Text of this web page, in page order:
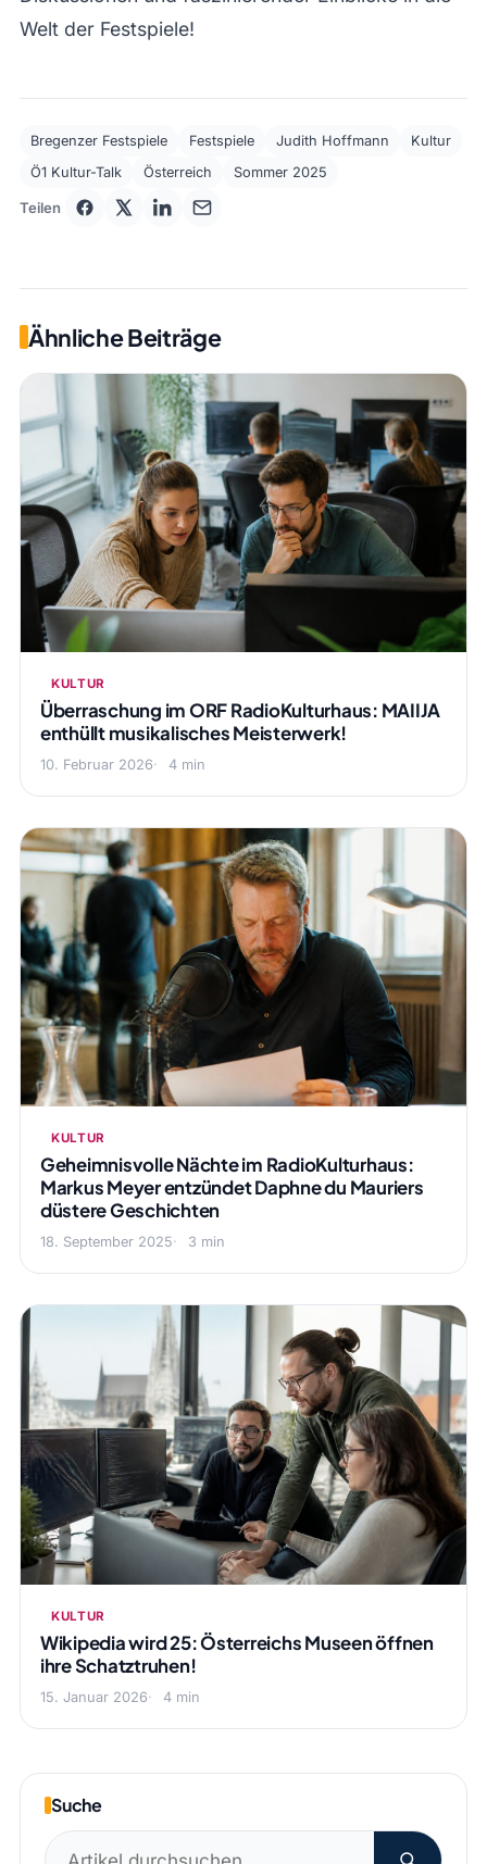
Welt der Festspiele!
Bregenzer Festspiele Festspiele Judith Hoffmann
Kultur
Ö1 Kultur-Talk
Österreich Sommer 2025
Teilen
Ähnliche Beiträge
KULTUR
Überraschung im ORF RadioKulturhaus: MAIIJA
enthüllt musikalisches Meisterwerk!
10. Februar 2026 4 min
KULTUR
Geheimnisvolle Nächte im RadioKulturhaus:
Markus Meyer entzündet Daphne du Mauriers
düstere Geschichten
18. September 2025 3 min
KULTUR
Wikipedia wird 25: Österreichs Museen öffnen
ihre Schatztruhen!
15. Januar 2026 4 min
Suche
Suchen